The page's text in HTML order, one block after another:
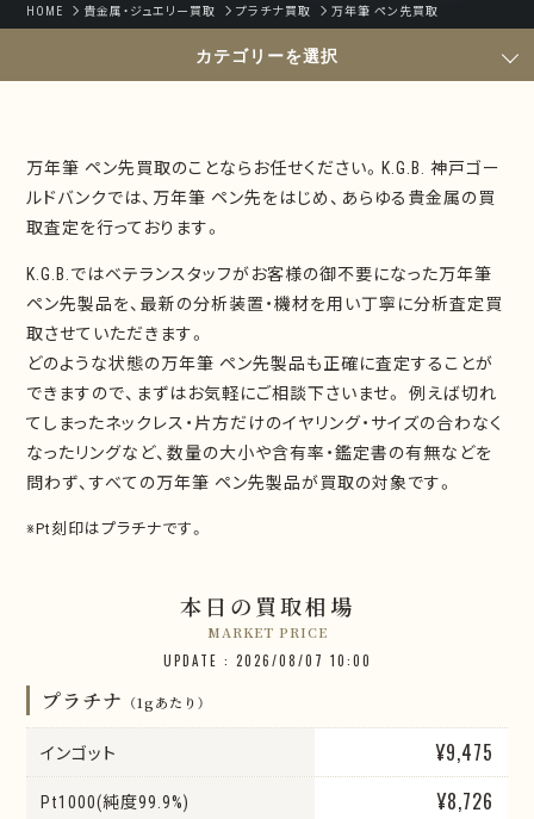
HOME 貴金属・ジュエリー買取 プラチナ買取 万年筆 ペン先買取
カテゴリーを選択
万年筆 ペン先買取のことならお任せください。K.G.B. 神戸ゴー
ルドバンクでは、万年筆 ペン先をはじめ、あらゆる貴金属の買
取査定を行っております。
K.G.B.ではベテランスタッフがお客様の御不要になった万年筆
ペン先製品を、最新の分析装置・機材を用い丁寧に分析査定買
取させていただきます。
どのような状態の万年筆 ペン先製品も正確に査定することが
できますので、まずはお気軽にご相談下さいませ。 例えば切れ
てしまったネックレス・片方だけのイヤリング・サイズの合わなく
なったリングなど、数量の大小や含有率・鑑定書の有無などを
問わず、すべての万年筆 ペン先製品が買取の対象です。
※Pt刻印はプラチナです。
本日の買取相場
MARKET PRICE
UPDATE : 2026/08/07 10:00
プラチナ （1gあたり）
インゴット ¥9,475
Pt1000(純度99.9%) ¥8,726